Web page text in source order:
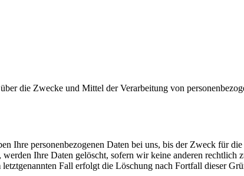
die Zwecke und Mittel der Verarbeitung von
Ihre personenbezogenen Daten bei uns, bis der Zweck für
Ihre Daten gelöscht, sofern wir keine anderen rechtlich
Fall erfolgt die Löschung nach Fortfall dieser